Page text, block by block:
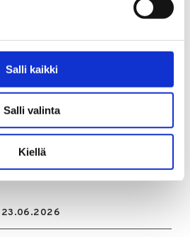
Salli kaikki
Salli valinta
Kiellä
hyväksyttiin – Seuraukset osuvat
oleviin
Tiedotteet
Heroiini palaamassa suomalaisille
nitatseeniopioidit aiheuttavat myös
23.06.2026